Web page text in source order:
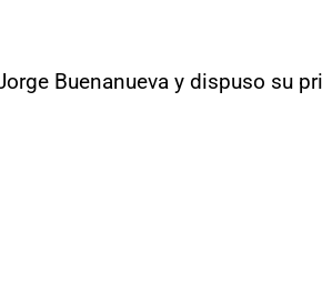
Buenanueva y dispuso su